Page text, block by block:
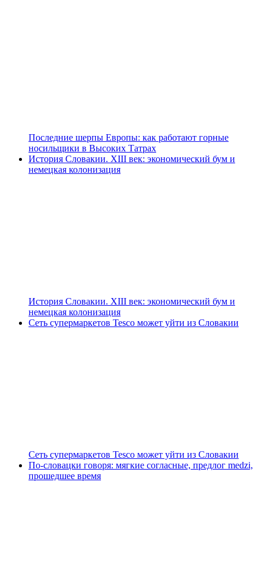
Последние шерпы Европы: как работают горные
носильщики в Высоких Татрах
История Словакии. XIII век: экономический бум и
немецкая колонизация
История Словакии. XIII век: экономический бум и
немецкая колонизация
Сеть супермаркетов Tesco может уйти из Словакии
Сеть супермаркетов Tesco может уйти из Словакии
По-словацки говоря: мягкие согласные, предлог medzi,
прошедшее время